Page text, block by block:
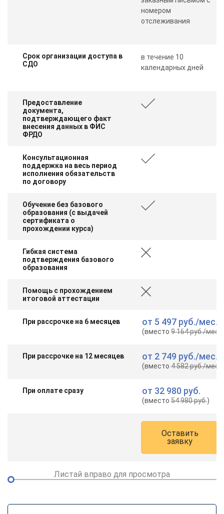
номером
отслеживания
Срок организации доступа в
СДО
в течение 10
календарных дней
Предоставление
документа,
подтверждающего факт
внесения данных в ФИС
ФРДО
Консультационная
поддержка на весь период
исполнения обязательств
по договору
Обучение без базового
образования (с выдачей
сертификата о
прохождении курса)
Гибкая система
подтверждения базового
образования
Помощь с прохождением
итоговой аттестации
При рассрочке на 6 месяцев от 5 497 руб./мес.
(вместо9 164 руб./мес.
При рассрочке на 12 месяцев от 2 749 руб./мес.
(вместо4 582 руб./мес.
При оплате сразу от 32 980 руб.
(вместо54 980 руб.)
Оставить
заявку
Листай вправо для просмотра